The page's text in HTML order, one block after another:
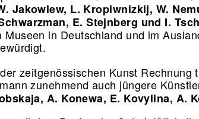
Jakowlew, L. Kropiwnizkij, W.
E. Stejnberg und I.
Museen in Deutschland und im
zeitgenössischen Kunst Rechnung
zunehmend auch jüngere
A. Konewa, E. Kovylina, A.